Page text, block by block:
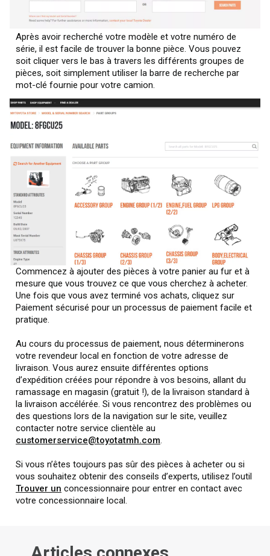
Après avoir recherché votre modèle et votre numéro de
série, il est facile de trouver la bonne pièce. Vous pouvez
soit cliquer vers le bas à travers les différents groupes de
pièces, soit simplement utiliser la barre de recherche par
mot-clé fournie pour votre camion.
Commencez à ajouter des pièces à votre panier au fur et à
mesure que vous trouvez ce que vous cherchez à acheter.
Une fois que vous avez terminé vos achats, cliquez sur
Paiement sécurisé pour un processus de paiement facile et
pratique.
Au cours du processus de paiement, nous déterminerons
votre revendeur local en fonction de votre adresse de
livraison. Vous aurez ensuite différentes options
d’expédition créées pour répondre à vos besoins, allant du
ramassage en magasin (gratuit !), de la livraison standard à
la livraison accélérée. Si vous rencontrez des problèmes ou
des questions lors de la navigation sur le site, veuillez
contacter notre service clientèle au
customerservice@toyotatmh.com.
Si vous n’êtes toujours pas sûr des pièces à acheter ou si
vous souhaitez obtenir des conseils d’experts, utilisez l’outil
Trouver un concessionnaire pour entrer en contact avec
votre concessionnaire local.